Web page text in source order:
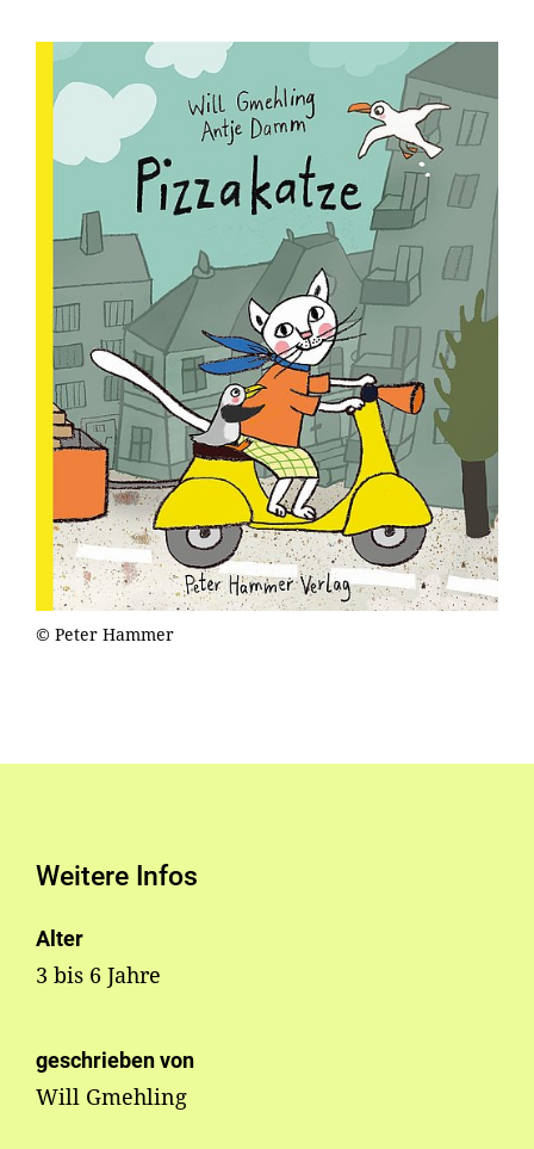
© Peter Hammer
Weitere Infos
Alter
3 bis 6 Jahre
geschrieben von
Will Gmehling